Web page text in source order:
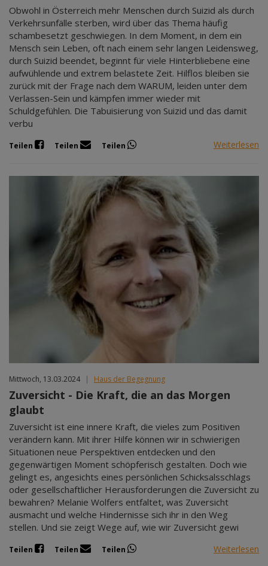
Obwohl in Österreich mehr Menschen durch Suizid als durch
Verkehrsunfälle sterben, wird über das Thema häufig
schambesetzt geschwiegen. In dem Moment, in dem ein
Mensch sein Leben, oft nach einem sehr langen Leidensweg,
durch Suizid beendet, beginnt für viele Hinterbliebene eine
aufwühlende und extrem belastete Zeit. Hilflos bleiben sie
zurück mit der Frage nach dem WARUM, leiden unter dem
Verlassen-Sein und kämpfen immer wieder mit
Schuldgefühlen. Die Tabuisierung von Suizid und das damit
verbu
Teilen Teilen Teilen Weiterlesen
Mittwoch, 13.03.2024 | Haus der Begegnung
Zuversicht - Die Kraft, die an das Morgen
glaubt
Zuversicht ist eine innere Kraft, die vieles zum Positiven
verändern kann. Mit ihrer Hilfe können wir in schwierigen
Situationen neue Perspektiven entdecken und den
gegenwärtigen Moment schöpferisch gestalten. Doch wie
gelingt es, angesichts eines persönlichen Schicksalsschlags
oder gesellschaftlicher Herausforderungen die Zuversicht zu
bewahren? Melanie Wolfers entfaltet, was Zuversicht
ausmacht und welche Hindernisse sich ihr in den Weg
stellen. Und sie zeigt Wege auf, wie wir Zuversicht gewi
Teilen Teilen Teilen Weiterlesen